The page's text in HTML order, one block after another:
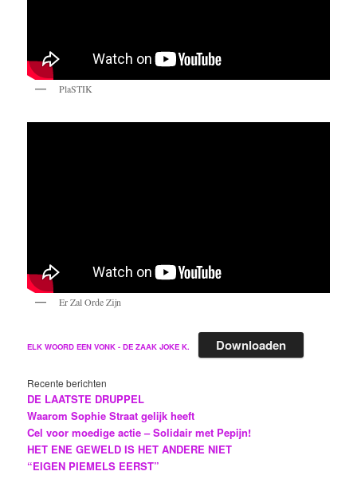
PlaSTIK
Er Zal Orde Zijn
ELK WOORD EEN VONK - DE ZAAK JOKE K. Downloaden
Recente berichten
DE LAATSTE DRUPPEL
Waarom Sophie Straat gelijk heeft
Cel voor moedige actie – Solidair met Pepijn!
HET ENE GEWELD IS HET ANDERE NIET
“EIGEN PIEMELS EERST”